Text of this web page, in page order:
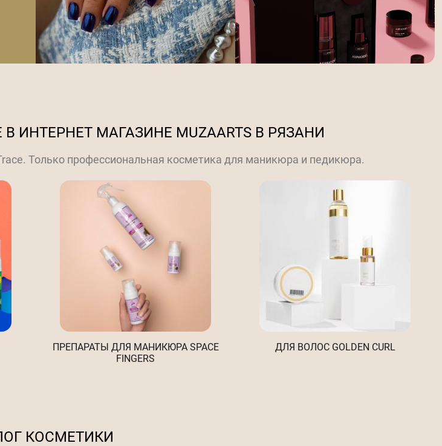
В ИНТЕРНЕТ МАГАЗИНЕ MUZAARTS В РЯЗАНИ
Только профессиональная косметика для маникюра и педикюра.
ПРЕПАРАТЫ ДЛЯ МАНИКЮРА SPACE
FINGERS
ДЛЯ ВОЛОС GOLDEN CURL
КОСМЕТИКИ